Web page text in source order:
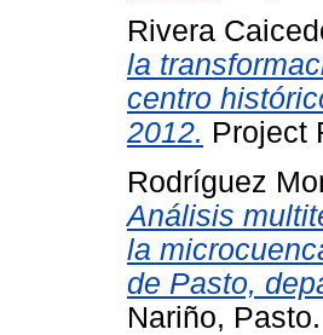
Rivera
la
centro
2012. Project
Rodríguez
Análisis
la
de Pasto,
Nariño, Pasto.